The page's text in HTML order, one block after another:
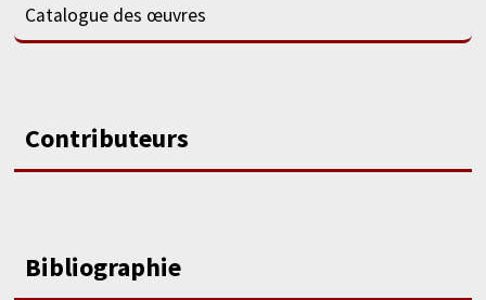
Catalogue des œuvres
Contributeurs
Bibliographie